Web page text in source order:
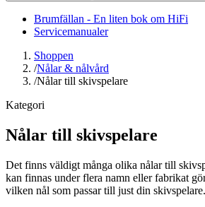
Brumfällan - En liten bok om HiFi
Servicemanualer
Shoppen
/Nålar & nålvård
/Nålar till skivspelare
Kategori
Nålar till skivspelare
Det finns väldigt många olika nålar till
kan finnas under flera namn eller fabrikat
vilken nål som passar till just din skivspelare.